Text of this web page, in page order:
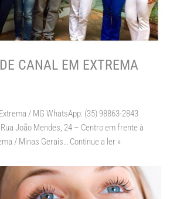
CANAL EM EXTREMA
/ MG WhatsApp: (35) 98863-2843
João Mendes, 24 – Centro em frente à
/ Minas Gerais… Continue a ler »